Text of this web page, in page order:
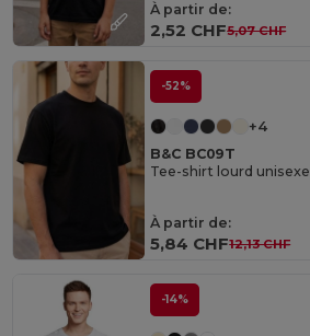
À partir de:
2,52 CHF5,07 CHF
-52%
+4
B&C BC09T
Tee-shirt lourd unisexe
À partir de:
5,84 CHF12,13 CHF
-14%